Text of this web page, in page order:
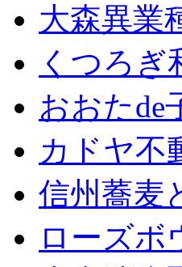
大森異業
くつろぎ
おおたde
カドヤ不
信州蕎
ローズボ